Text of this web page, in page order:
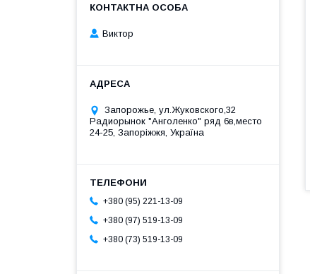
Виктор
Запорожье, ул.Жуковского,32
Радиорынок "Анголенко" ряд 6в,место
24-25, Запоріжжя, Україна
+380 (95) 221-13-09
+380 (97) 519-13-09
+380 (73) 519-13-09